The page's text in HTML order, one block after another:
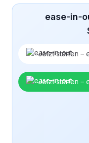
ease-in-
Jetzt starten –
Jetzt starten –